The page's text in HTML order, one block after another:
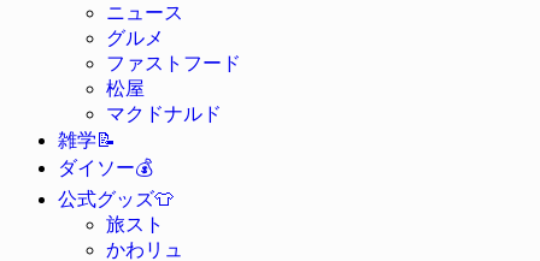
ニュース
グルメ
ファストフード
松屋
マクドナルド
雑学📝
ダイソー💰
公式グッズ👕
旅スト
かわリュ